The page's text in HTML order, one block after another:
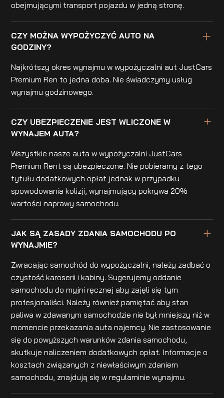
obejmującymi transport pojazdu w jedną stronę.
CZY MOŻNA WYPOŻYCZYĆ AUTO NA
GODZINY?
Najkrótszy okres wynajmu w wypożyczalni aut JustCars
Premium Ren to jedna doba. Nie świadczymy usług
wynajmu godzinowego.
CZY UBEZPIECZENIE JEST WLICZONE W
WYNAJEM AUTA?
Wszystkie nasze auta w wypożyczalni JustCars
Premium Rent są ubezpieczone. Nie pobieramy z tego
tytułu dodatkowych opłat jednak w przypadku
spowodowania kolizji, wynajmujący pokrywa 20%
wartości naprawy samochodu.
JAK SĄ ZASADY ZDANIA SAMOCHODU PO
WYNAJMIE?
Zwracając samochód do wypożyczalni, należy zadbać o
czystość karoserii i kabiny. Sugerujemy oddanie
samochodu do myjni ręcznej aby zajęli się tym
profesjonaliści. Należy również pamiętać aby stan
paliwa w zdawanym samochodzie nie był mniejszy niż w
momencie przekazania auta najemcy. Nie zastosowanie
się do powyższych warunków zdania samochodu,
skutkuje naliczeniem dodatkowych opłat. Informacje o
kosztach związanych z niewłaściwym zdaniem
samochodu, znajdują się w regulaminie wynajmu.